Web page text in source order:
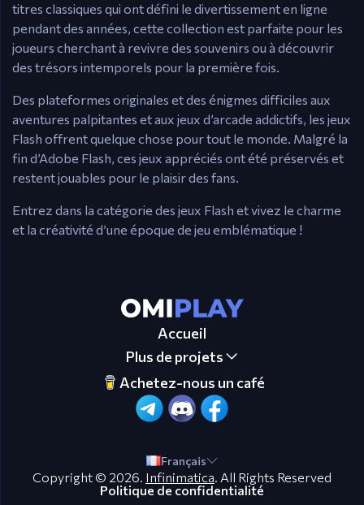
titres classiques qui ont défini le divertissement en ligne
pendant des années, cette collection est parfaite pour les
joueurs cherchant à revivre des souvenirs ou à découvrir
des trésors intemporels pour la première fois.
Des plateformes originales et des énigmes difficiles aux
aventures palpitantes et aux jeux d’arcade addictifs, les jeux
Flash offrent quelque chose pour tout le monde. Malgré la
fin d’Adobe Flash, ces jeux appréciés ont été préservés et
restent jouables pour le plaisir des fans.
Entrez dans la catégorie des jeux Flash et vivez le charme
et la créativité d’une époque de jeu emblématique !
Accueil
Plus de projets
Achetez-nous un café
Français
Copyright © 2026. Infinimatica. All Rights Reserved
Politique de confidentialité